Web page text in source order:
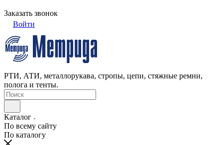
Заказать звонок
Войти
РТИ, АТИ, металлорукава, стропы, цепи, стяжные ремни,
полога и тенты.
Каталог
По всему сайту
По каталогу